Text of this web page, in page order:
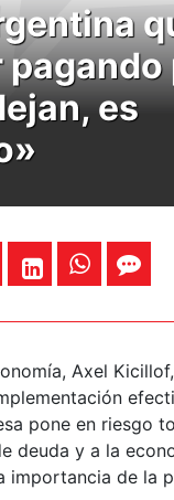
es
Axel
pone en riesgo
deuda y a la
importancia de la